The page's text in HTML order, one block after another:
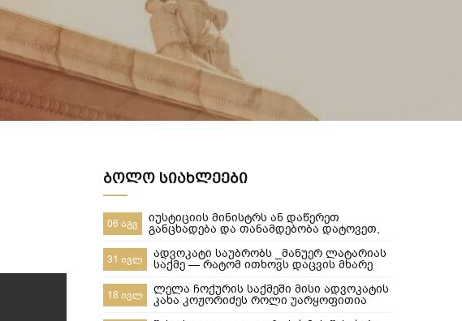
ბოლო სიახლეები
06 აგვ იუსტიციის მინისტრს ან დაწერეთ
განცხადება და თანამდებობა დატოვეთ,
ან მიხედეთ საჯარო რეესტრის
თანამშრომლებს
31 ივლ ადვოკატი საუბრობს _მანუერ ლატარიას
საქმე — რატომ ითხოვს დაცვის მხარე
უდანაშაულო ცნობილ 10-წლიანი
განაჩენის გადახედვას
18 ივლ ლელა ჩოქურის საქმეში მისი ადვოკატის
კახა კოჟორიძეს როლი უარყოფითია
ლაშა ჯანიბეგაშვილი